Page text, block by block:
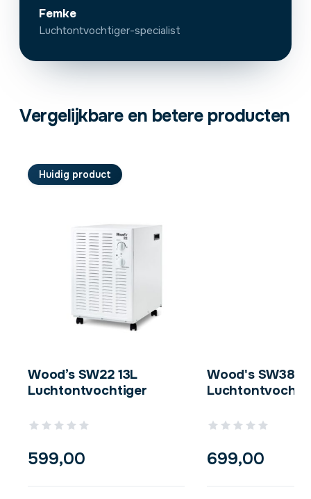
Femke
Luchtontvochtiger-specialist
Vergelijkbare en betere producten
Huidig product
Wood’s SW22 13L
Luchtontvochtiger
599,00
Wood's SW38
699,00